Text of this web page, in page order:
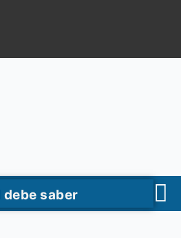
debe saber